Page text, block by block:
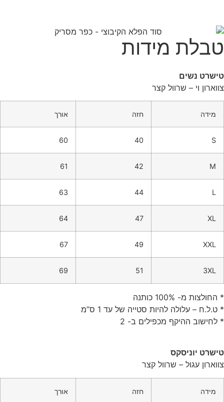
טבלת מידות
טישרט נשים
צווארון וי – שרוול קצר
מידה חזה אורך
S
40
60
M
42
61
L
44
63
XL
47
64
XXL
49
67
3XL
51
69
* החולצות מ- 100% כותנה
* ט.ל.ח – עלולה להיות סטייה של עד 1 ס”מ
* לחישוב ההיקף מכפילים ב- 2
טישרט יוניסקס
צווארון עגול – שרוול קצר
מידה חזה אורך